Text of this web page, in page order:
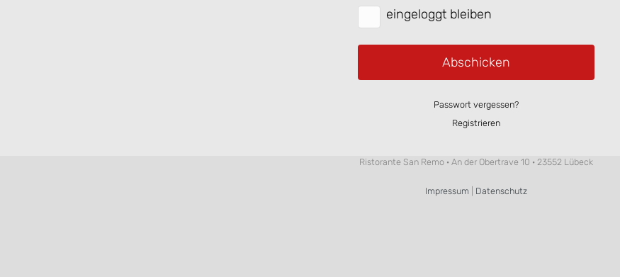
eingeloggt bleiben
Abschicken
Passwort vergessen?
Registrieren
Ristorante San Remo · An der Obertrave 10 · 23552 Lübeck
Impressum Datenschutz